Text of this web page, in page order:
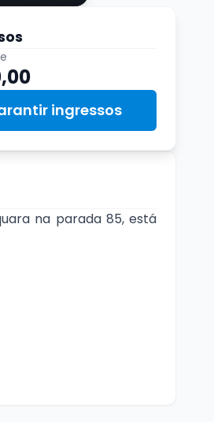
ingressos
na parada 85, está